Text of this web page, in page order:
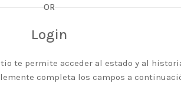
OR
Login
te permite acceder al estado y al
completa los campos a